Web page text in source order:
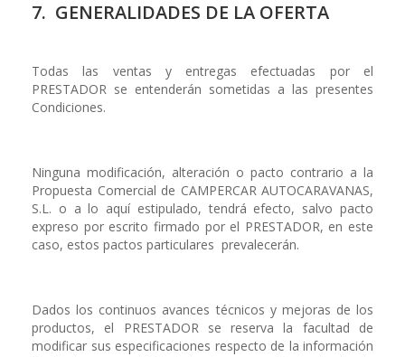
7. GENERALIDADES DE LA OFERTA
Todas las ventas y entregas efectuadas por el
PRESTADOR se entenderán sometidas a las presentes
Condiciones.
Ninguna modificación, alteración o pacto contrario a la
Propuesta Comercial de CAMPERCAR AUTOCARAVANAS,
S.L. o a lo aquí estipulado, tendrá efecto, salvo pacto
expreso por escrito firmado por el PRESTADOR, en este
caso, estos pactos particulares prevalecerán.
Dados los continuos avances técnicos y mejoras de los
productos, el PRESTADOR se reserva la facultad de
modificar sus especificaciones respecto de la información